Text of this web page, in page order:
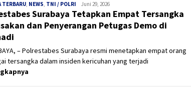
TERBARU, NEWS, TNI / POLRI Panjinusantara
Juni 29, 2026
Surabaya Tetapkan Empat Tersangka
dan Penyerangan Petugas Demo di
– Polrestabes Surabaya resmi menetapkan empat orang
tersangka dalam insiden kericuhan yang terjadi